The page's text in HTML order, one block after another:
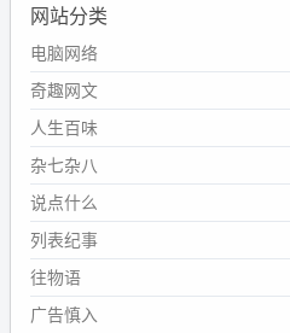
网站分类
电脑网络
奇趣网文
人生百味
杂七杂八
说点什么
列表纪事
往物语
广告慎入